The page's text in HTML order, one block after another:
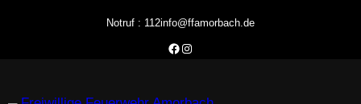
Notruf : 112info@ffamorbach.de
Facebook Feuerwehr Amorbach
Instagram Feuerwehr Amorbach